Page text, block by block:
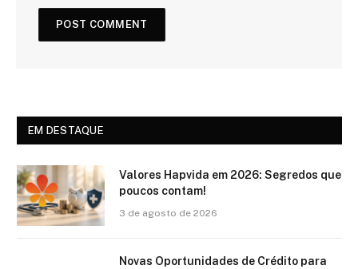
EM DESTAQUE
Valores Hapvida em 2026: Segredos que
poucos contam!
3 de agosto de 2026
Novas Oportunidades de Crédito para